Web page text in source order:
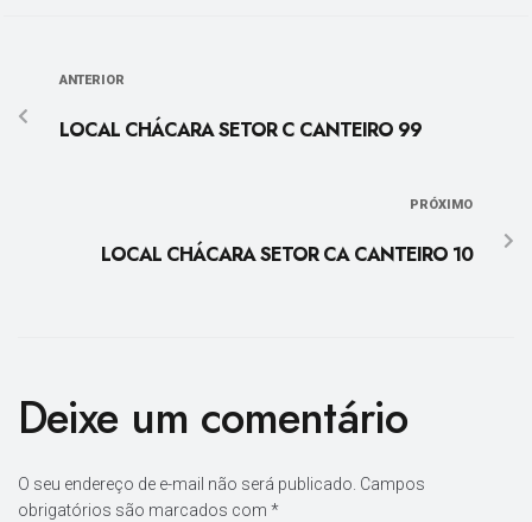
ANTERIOR
LOCAL CHÁCARA SETOR C CANTEIRO 99
PRÓXIMO
LOCAL CHÁCARA SETOR CA CANTEIRO 10
Deixe um comentário
O seu endereço de e-mail não será publicado. Campos
obrigatórios são marcados com *